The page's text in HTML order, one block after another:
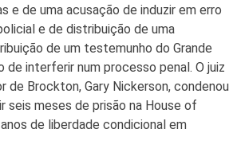
e de uma acusação de induzir em erro
e de distribuição de uma
de um testemunho do Grande
de interferir num processo penal. O juiz
de Brockton, Gary Nickerson, condenou
seis meses de prisão na House of
de liberdade condicional em